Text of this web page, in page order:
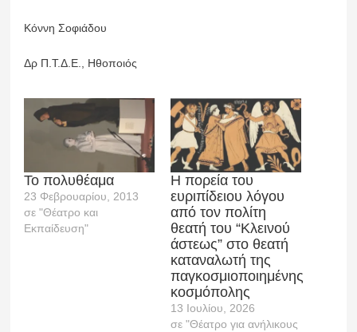
Κόννη Σοφιάδου
Δρ Π.Τ.Δ.Ε., Ηθοποιός
Το πολυθέαμα
23 Φεβρουαρίου, 2013
σε "Θέατρο και
Εκπαίδευση"
Η πορεία του
ευριπίδειου λόγου
από τον πολίτη
θεατή του “Κλεινού
άστεως” στο θεατή
καταναλωτή της
παγκοσμιοποιημένης
κοσμόπολης
13 Ιουλίου, 2026
σε "Θέατρο για ανήλικους